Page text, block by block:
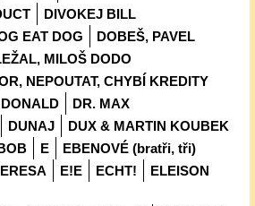
DIVOKEJ BILL
EAT DOG
DOBEŠ, PAVEL
MILOŠ DODO
NEPOUTAT, CHYBÍ KREDITY
DONALD
DR. MAX
DUNAJ
DUX & MARTIN KOUBEK
E
EBENOVÉ (bratři, tři)
E!E ECHT!
ELEISON